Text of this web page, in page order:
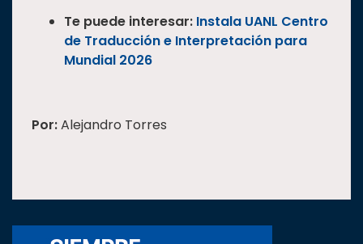
Te puede interesar: Instala UANL Centro
de Traducción e Interpretación para
Mundial 2026
Por:Alejandro Torres